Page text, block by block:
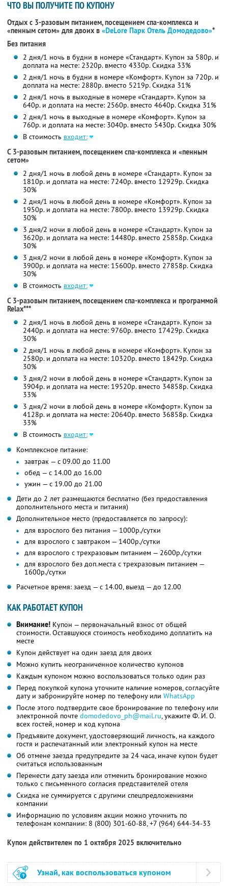
ЧТО ВЫ ПОЛУЧИТЕ ПО КУПОНУ
Отдых с 3-разовым питанием, посещением спа-комплекса и
«пенным сетом» для двоих в «DeLore Парк Отель Домодедово»*
Без питания
2 дня/1 ночь в будни в номере «Стандарт». Купон за 580р. и
доплата на месте: 2320р. вместо 4330р. Скидка 33%
2 дня/1 ночь в будни в номере «Комфорт». Купон за 720р. и
доплата на месте: 2880р. вместо 5219р. Скидка 31%
2 дня/1 ночь в выходные в номере «Стандарт». Купон за
640р. и доплата на месте: 2560р. вместо 4640р. Скидка 31%
2 дня/1 ночь в выходные в номере «Комфорт». Купон за
760р. и доплата на месте: 3040р. вместо 5430р. Скидка 30%
В стоимость входит:
С 3-разовым питанием, посещением спа-комплекса и «пенным
сетом»
2 дня/1 ночь в любой день в номере «Стандарт». Купон за
1810р. и доплата на месте: 7240р. вместо 12929р. Скидка
30%
2 дня/1 ночь в любой день в номере «Комфорт». Купон за
1950р. и доплата на месте: 7800р. вместо 13929р. Скидка
30%
3 дня/2 ночи в любой день в номере «Стандарт». Купон за
3620р. и доплата на месте: 14480р. вместо 25858р. Скидка
30%
3 дня/2 ночи в любой день в номере «Комфорт». Купон за
3900р. и доплата на месте: 15600р. вместо 27858р. Скидка
30%
В стоимость входит:
С 3-разовым питанием, посещением спа-комплекса и программой
Relax***
2 дня/1 ночь в любой день в номере «Стандарт». Купон за
2440р. и доплата на месте: 9760р. вместо 17429р. Скидка
30%
2 дня/1 ночь в любой день в номере «Комфорт». Купон за
2580р. и доплата на месте: 10320р. вместо 18429р. Скидка
30%
3 дня/2 ночи в любой день в номере «Стандарт». Купон за
3904р. и доплата на месте: 19520р. вместо 34858р. Скидка
33%
3 дня/2 ночи в любой день в номере «Комфорт». Купон за
4128р. и доплата на месте: 20640р. вместо 36858р. Скидка
33%
В стоимость входит:
Комплексное питание:
завтрак — с 09.00 до 11.00
обед — с 14.00 до 16.00
ужин — с 19.00 до 21.00
Дети до 2 лет размещаются бесплатно (без предоставления
дополнительного места и питания)
Дополнительное место (предоставляется по запросу):
для взрослого без питания — 1000р./сутки
для взрослого с завтраком — 1400р./сутки
для взрослого с трехразовым питанием — 2600р./сутки
для взрослого без доп.места с трехразовым питанием —
1600р./сутки
Расчетное время: заезд — с 14.00, выезд — до 12.00
КАК РАБОТАЕТ КУПОН
Внимание! Купон — первоначальный взнос от общей
стоимости. Оставшуюся стоимость необходимо доплатить на
месте
Купон действует на один заезд для двоих
Можно купить неограниченное количество купонов
Каждым купоном можно воспользоваться только один раз
Перед покупкой купона уточните наличие номеров, согласуйте
дату и забронируйте номер по телефону или WhatsApp
После этого подтвердите свое бронирование по телефону или
электронной почте domodedovo_ph@mail.ru,укажите Ф. И. О.
всех гостей, номер и код купона
Предъявите документ, удостоверяющий личность, на каждого
гостя и распечатанный или электронный купон на месте
Об отмене заезда предупредите за 24 часа, иначе купон будет
считаться использованным
Перенести дату заезда или отменить бронирование можно
только с письменного согласия представителей отеля
Скидка не суммируется с другими спецпредложениями
компании
Информацию по условиям акции можно уточнить по
телефонам компании: 8 (800) 301-60-88, +7 (964) 644-34-33
Купон действителен по 1 октября 2025 включительно
Узнай, как воспользоваться купоном